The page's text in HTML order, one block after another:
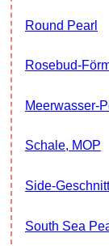
Round Pearl
Rosebud-
Meerwasser-
Schale, MOP
Side-
South Sea